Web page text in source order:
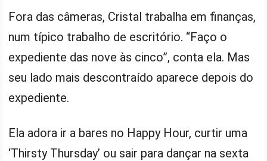
Fora das câmeras, Cristal trabalha em finanças,
num típico trabalho de escritório. “Faço o
expediente das nove às cinco”, conta ela. Mas
seu lado mais descontraído aparece depois do
expediente.
Ela adora ir a bares no Happy Hour, curtir uma
‘Thirsty Thursday’ ou sair para dançar na sexta